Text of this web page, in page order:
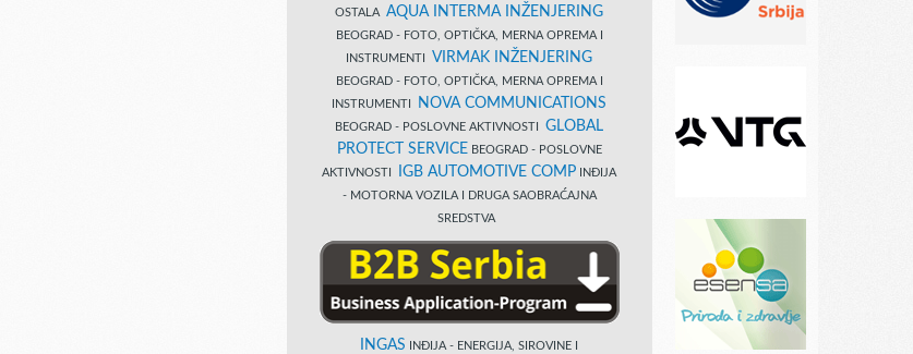
OSTALA AQUA INTERMA INŽENJERING
BEOGRAD - FOTO, OPTIČKA, MERNA OPREMA I
INSTRUMENTI VIRMAK INŽENJERING
BEOGRAD - FOTO, OPTIČKA, MERNA OPREMA I
INSTRUMENTI
NOVA COMMUNICATIONS
BEOGRAD - POSLOVNE AKTIVNOSTI GLOBAL
PROTECT SERVICE BEOGRAD - POSLOVNE
AKTIVNOSTI
IGB AUTOMOTIVE COMP INĐIJA
- MOTORNA VOZILA I DRUGA SAOBRAĆAJNA
SREDSTVA
INGAS INĐIJA - ENERGIJA, SIROVINE I